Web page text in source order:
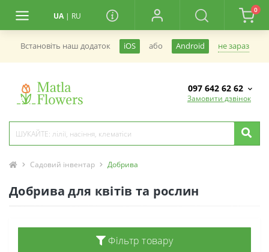
UA | RU
0
Встановiть наш додаток iOS або Android не зараз
097 642 62 62
Замовити дзвінок
Садовий інвентар Добрива
Добрива для квітів та рослин
Фільтр товару